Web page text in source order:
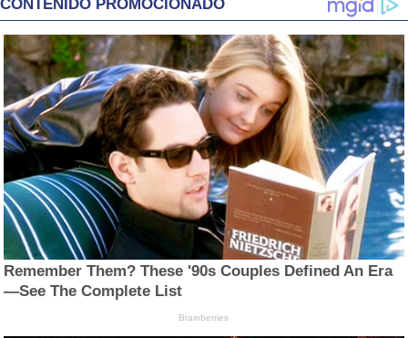
CONTENIDO PROMOCIONADO
Remember Them? These '90s Couples Defined An Era
—See The Complete List
Brainberries